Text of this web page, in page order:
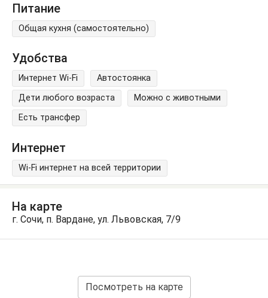
Питание
Общая кухня (самостоятельно)
Удобства
Интернет Wi-Fi
Автостоянка
Дети любого возраста
Можно с животными
Есть трансфер
Интернет
Wi-Fi интернет на всей территории
На карте
г. Сочи, п. Вардане, ул. Львовская, 7/9
Посмотреть на карте